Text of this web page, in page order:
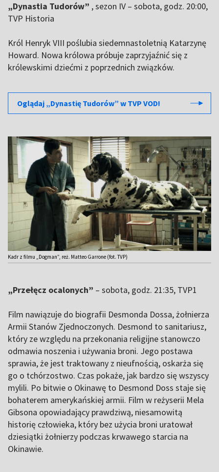
„Dynastia Tudorów” , sezon IV – sobota, godz. 20:00,
TVP Historia
Król Henryk VIII poślubia siedemnastoletnią Katarzynę
Howard. Nowa królowa próbuje zaprzyjaźnić się z
królewskimi dziećmi z poprzednich związków.
Oglądaj „Dynastię Tudorów” w TVP VOD!
Kadr z filmu „Dogman”, reż. Matteo Garrone (fot. TVP)
„Przełęcz ocalonych” – sobota, godz. 21:35, TVP1
Film nawiązuje do biografii Desmonda Dossa, żołnierza
Armii Stanów Zjednoczonych. Desmond to sanitariusz,
który ze względu na przekonania religijne stanowczo
odmawia noszenia i używania broni. Jego postawa
sprawia, że jest traktowany z nieufnością, oskarża się
go o tchórzostwo. Czas pokaże, jak bardzo się wszyscy
mylili. Po bitwie o Okinawę to Desmond Doss staje się
bohaterem amerykańskiej armii. Film w reżyserii Mela
Gibsona opowiadający prawdziwą, niesamowitą
historię człowieka, który bez użycia broni uratował
dziesiątki żołnierzy podczas krwawego starcia na
Okinawie.